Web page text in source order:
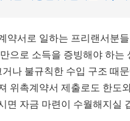
약서로 일하는 프리랜서분
으로 소득을 증빙해야 하
나 불규칙한 수입 구조 때
위촉계약서 제출로도 한도
면 자금 마련이 수월해지실